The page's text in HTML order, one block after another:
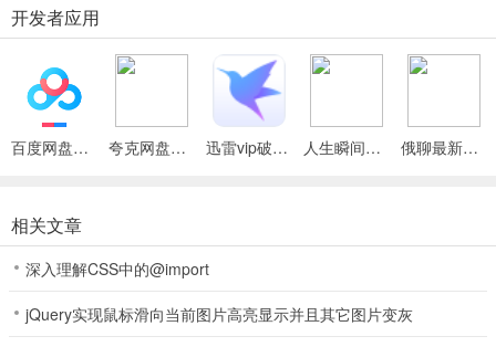
热门推荐：首页不定时更新热门商品，助您了解婚庆布置趋势与市场
需求。
婚纱摄影服务：可通过软件找合适摄影师，有不同价位及地点可选。
节日活动：依不同节日举办促销，让您购买享满减或折扣福利。
大好婚礼(婚礼一站式服务)功能
开发者应用
百度网盘绿色免安装Pc电脑版 夸克网盘官方正式版 迅雷vip破解版永久会员2024版 人生瞬间最新手机版 俄聊最新手机版
相关文章
深入理解CSS中的@import
jQuery实现鼠标滑向当前图片高亮显示并且其它图片变灰